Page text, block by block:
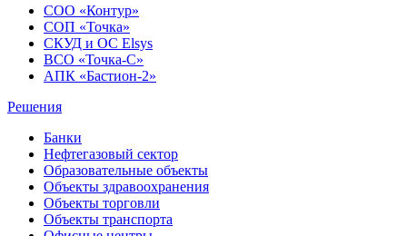
СОО «Контур»
СОП «Точка»
СКУД и ОС Elsys
ВСО «Точка-С»
АПК «Бастион-2»
Решения
Банки
Нефтегазовый сектор
Образовательные объекты
Объекты здравоохранения
Объекты торговли
Объекты транспорта